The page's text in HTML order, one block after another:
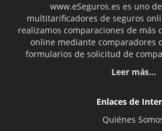
www.eSeguros.es es uno
multitarificadores de seguros
realizamos comparaciones de más
online mediante comparadores
formularios de solicitud de
Leer más...
Enlaces de
Quiénes